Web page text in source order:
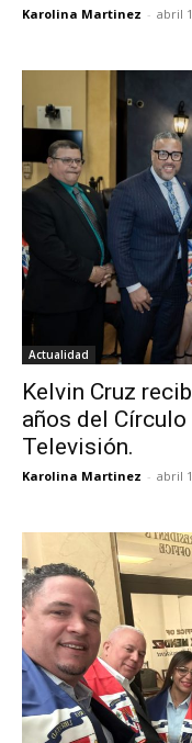
Karolina Martinez - abril
Actualidad
Kelvin Cruz
años del
Televisión.
Karolina Martinez - abril